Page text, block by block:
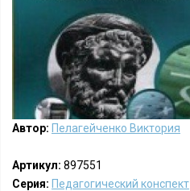
Автор: Пелагейченко Виктория
Артикул: 897551
Серия: Педагогический конспект